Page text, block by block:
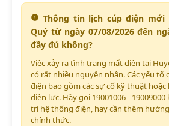
Thông tin lịch cúp điện mới
Quý từ ngày 07/08/2026 đến
đầy đủ không?
Việc xảy ra tình trạng mất điện tại
có rất nhiều nguyên nhân. Các yếu tố
điện bao gồm các sự cố kỹ thuật
điện lực. Hãy gọi 19001006 -
trì hệ thống điện, hay cần thêm
chính thức.